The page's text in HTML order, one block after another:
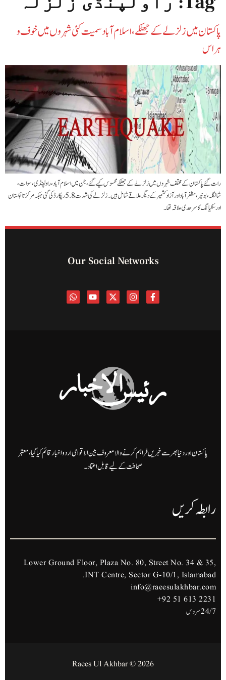
پاکستان میں زلزلے کے جھٹکے، اسلام آباد سمیت کئی شہروں میں خوف و
ہراس
رات گئے پاکستان کے مختلف شہروں میں زلزلے کے جھٹکے محسوس کیے گئے، جن میں اسلام آباد، راولپنڈی، سوات،
شانگلہ، بونیر، مظفرآباد اور آزاد کشمیر کے دیگر علاقے شامل ہیں۔ زلزلے کی شدت 5.8 ریکارڈ کی گئی جبکہ مرکز تاجکستان
اور سنکیانگ کا سرحدی علاقہ تھا۔
Our Social Networks
پاکستان اور دنیا بھر سے خبریں فراہم کرنے والا معروف بین الاقوامی اردو اخبار قائم کیا گیا، معتبر
صحافت کے لیے قابل اعتماد۔
رابطہ کریں
Lower Ground Floor, Plaza No. 80, Street No. 34 & 35,
INT Centre, Sector G-10/1, Islamabad.
info@raeesulakhbar.com
+92 51 613 2231
24/7 سروس
2026 © Raees Ul Akhbar